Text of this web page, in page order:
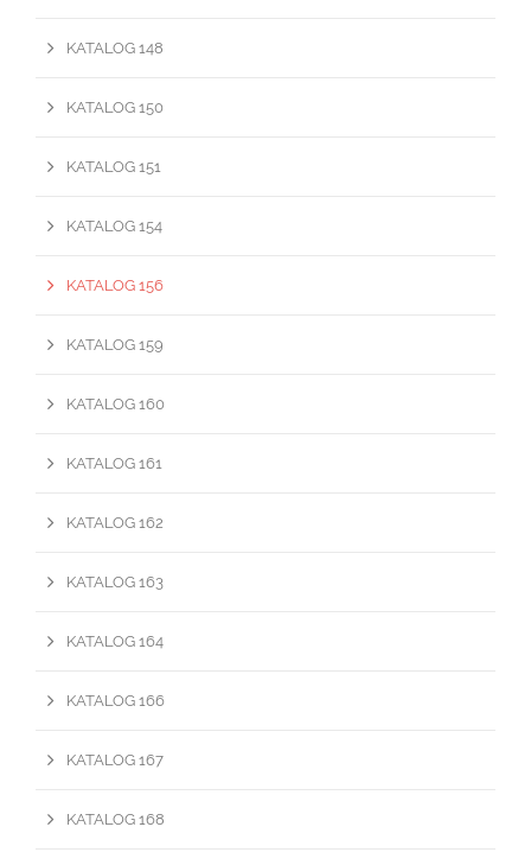
KATALOG 148
KATALOG 150
KATALOG 151
KATALOG 154
KATALOG 156
KATALOG 159
KATALOG 160
KATALOG 161
KATALOG 162
KATALOG 163
KATALOG 164
KATALOG 166
KATALOG 167
KATALOG 168